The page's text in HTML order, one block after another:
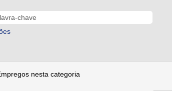
nesta categoria